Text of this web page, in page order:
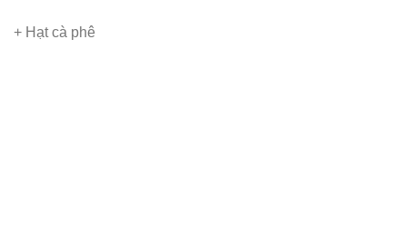
+ Hạt cà phê